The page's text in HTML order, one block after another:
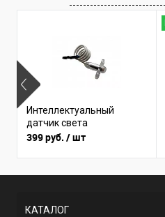
Интеллектуальный
датчик света
399 руб. / шт
КАТАЛОГ